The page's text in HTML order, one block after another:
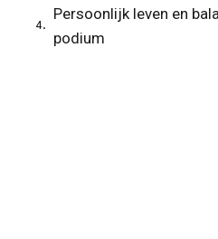
Persoonlijk leven en
podium